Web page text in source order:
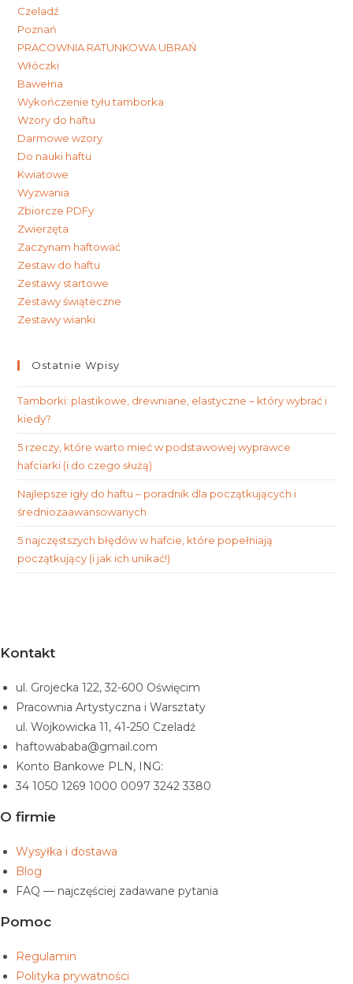
Czeladź
Poznań
PRACOWNIA RATUNKOWA UBRAŃ
Włóczki
Bawełna
Wykończenie tyłu tamborka
Wzory do haftu
Darmowe wzory
Do nauki haftu
Kwiatowe
Wyzwania
Zbiorcze PDFy
Zwierzęta
Zaczynam haftować
Zestaw do haftu
Zestawy startowe
Zestawy świąteczne
Zestawy wianki
Ostatnie Wpisy
Tamborki: plastikowe, drewniane, elastyczne – który wybrać i
kiedy?
5 rzeczy, które warto mieć w podstawowej wyprawce
hafciarki (i do czego służą)
Najlepsze igły do haftu – poradnik dla początkujących i
średniozaawansowanych
5 najczęstszych błędów w hafcie, które popełniają
początkujący (i jak ich unikać!)
Kontakt
ul. Grojecka 122, 32-600 Oświęcim
Pracownia Artystyczna i Warsztaty
ul. Wojkowicka 11, 41-250 Czeladź
haftowababa@gmail.com
Konto Bankowe PLN, ING:
34 1050 1269 1000 0097 3242 3380
O firmie
Wysyłka i dostawa
Blog
FAQ — najczęściej zadawane pytania
Pomoc
Regulamin
Polityka prywatności